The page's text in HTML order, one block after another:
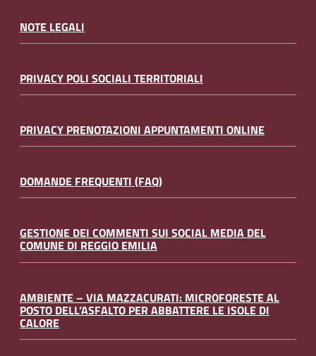
NOTE LEGALI
PRIVACY POLI SOCIALI TERRITORIALI
PRIVACY PRENOTAZIONI APPUNTAMENTI ONLINE
DOMANDE FREQUENTI (FAQ)
GESTIONE DEI COMMENTI SUI SOCIAL MEDIA DEL
COMUNE DI REGGIO EMILIA
AMBIENTE – VIA MAZZACURATI: MICROFORESTE AL
POSTO DELL’ASFALTO PER ABBATTERE LE ISOLE DI
CALORE